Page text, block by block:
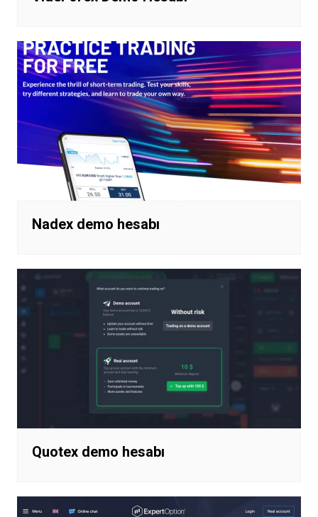
Nadex demo hesabı
Quotex demo hesabı